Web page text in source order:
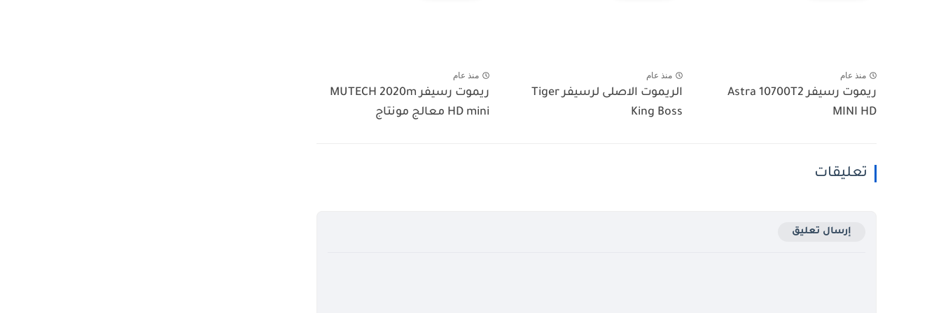
منذ عام
ريموت رسيفر Astra 10700T2
MINI HD
منذ عام
الريموت الاصلى لرسيفر Tiger
King Boss
منذ عام
ريموت رسيفر MUTECH 2020m
HD mini معالج مونتاج
تعليقات
إرسال تعليق